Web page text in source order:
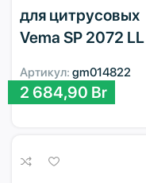
для цитрусовых
Vema SP 2072 LL
Артикул: gm014822
2 684,90 Br